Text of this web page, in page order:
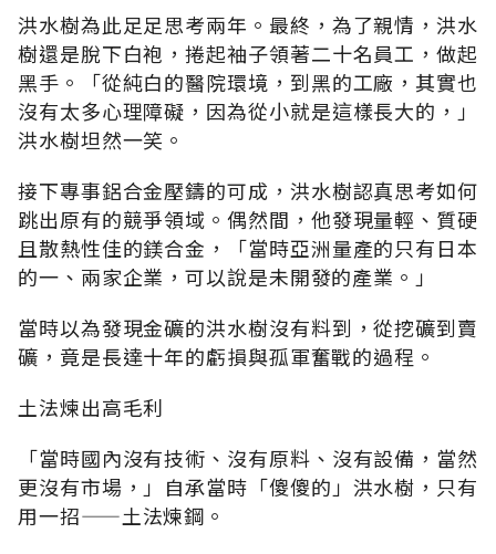
洪水樹為此足足思考兩年。最終，為了親情，洪水
樹還是脫下白袍，捲起袖子領著二十名員工，做起
黑手。「從純白的醫院環境，到黑的工廠，其實也
沒有太多心理障礙，因為從小就是這樣長大的，」
洪水樹坦然一笑。
接下專事鋁合金壓鑄的可成，洪水樹認真思考如何
跳出原有的競爭領域。偶然間，他發現量輕、質硬
且散熱性佳的鎂合金，「當時亞洲量產的只有日本
的一、兩家企業，可以說是未開發的產業。」
當時以為發現金礦的洪水樹沒有料到，從挖礦到賣
礦，竟是長達十年的虧損與孤軍奮戰的過程。
土法煉出高毛利
「當時國內沒有技術、沒有原料、沒有設備，當然
更沒有市場，」自承當時「傻傻的」洪水樹，只有
用一招——土法煉鋼。